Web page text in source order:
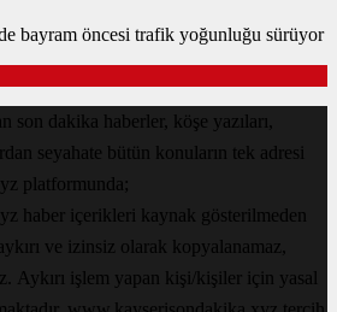
bayram öncesi trafik yoğunluğu sürüyor
son dakika haberler, köşe yazıları,
seyahate bütün konuların tek adresi
platformunda;
haber içerikleri kaynak gösterilmeden
ve izinsiz olarak kopyalanamaz,
Aykırı işlem yapan kişi/kişiler için yasal